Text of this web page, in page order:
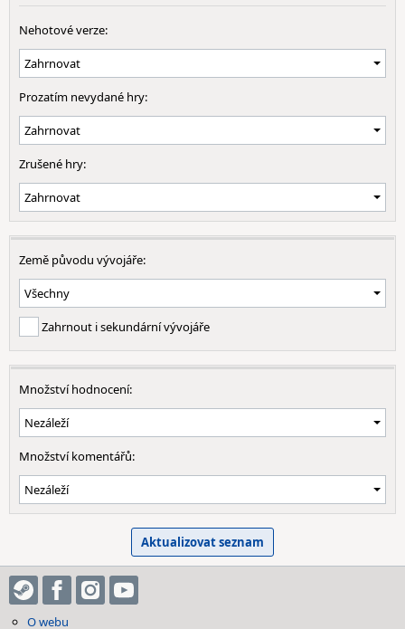
Nehotové verze:
Prozatím nevydané hry:
Zrušené hry:
Země původu vývojáře:
Zahrnout i sekundární vývojáře
Množství hodnocení:
Množství komentářů:
O webu